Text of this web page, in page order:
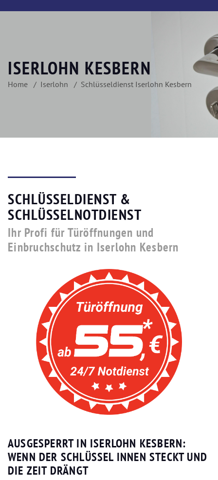
ISERLOHN KESBERN
Home Iserlohn Schlüsseldienst Iserlohn Kesbern
SCHLÜSSELDIENST &
SCHLÜSSELNOTDIENST
Ihr Profi für Türöffnungen und
Einbruchschutz in Iserlohn Kesbern
AUSGESPERRT IN ISERLOHN KESBERN:
WENN DER SCHLÜSSEL INNEN STECKT UND
DIE ZEIT DRÄNGT